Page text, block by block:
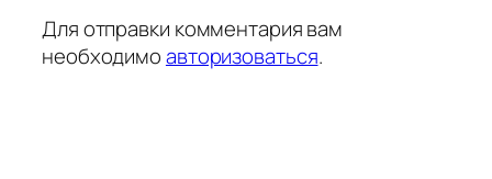
Для отправки комментария вам
необходимоавторизоваться.